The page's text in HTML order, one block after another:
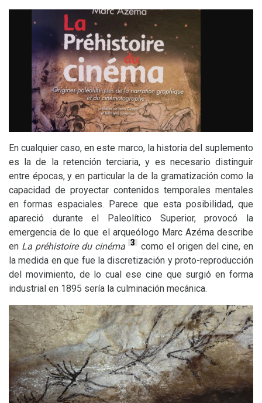
En cualquier caso, en este marco, la historia del suplemento
es la de la retención terciaria, y es necesario distinguir
entre épocas, y en particular la de la gramatización como la
capacidad de proyectar contenidos temporales mentales
en formas espaciales. Parece que esta posibilidad, que
apareció durante el Paleolítico Superior, provocó la
emergencia de lo que el arqueólogo Marc Azéma describe
en La préhistoire du cinéma 3
como el origen del cine, en
la medida en que fue la discretización y proto-reproducción
del movimiento, de lo cual ese cine que surgió en forma
industrial en 1895 sería la culminación mecánica.